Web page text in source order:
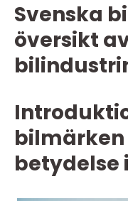
Svenska
översikt
bilmärken
betydelse